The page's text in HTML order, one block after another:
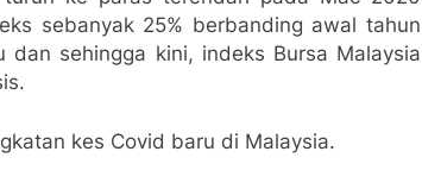
sebanyak 25% berbanding awal tahun
sehingga kini, indeks Bursa Malaysia
kes Covid baru di Malaysia.